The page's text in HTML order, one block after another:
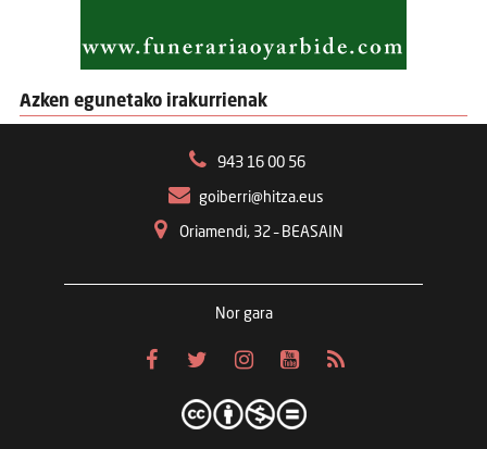
Azken egunetako irakurrienak
943 16 00 56
goiberri@hitza.eus
Oriamendi, 32 – BEASAIN
Nor gara